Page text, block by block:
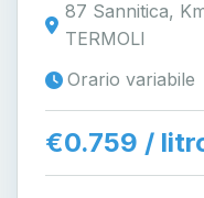
87 Sannitica,
TERMOLI
Orario variabile
€0.759 /